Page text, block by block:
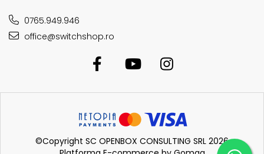
0765.949.946
office@switchshop.ro
©Copyright SC OPENBOX CONSULTING SRL 2026